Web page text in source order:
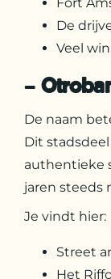
De
Veel
–
De naam
Dit
authentieke
jaren steeds
Je vindt hier:
Street
Het